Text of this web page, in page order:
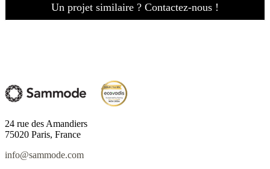
Un projet similaire ? Contactez-nous !
24 rue des Amandiers
75020 Paris, France
info@sammode.com